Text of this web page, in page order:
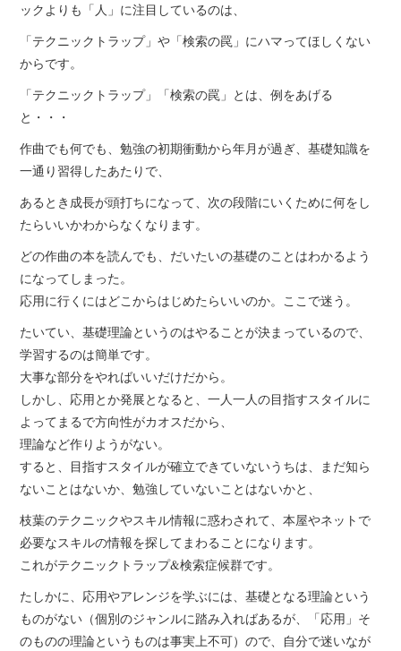
ックよりも「人」に注目しているのは、
「テクニックトラップ」や「検索の罠」にハマってほしくない
からです。
「テクニックトラップ」「検索の罠」とは、例をあげる
と・・・
作曲でも何でも、勉強の初期衝動から年月が過ぎ、基礎知識を
一通り習得したあたりで、
あるとき成長が頭打ちになって、次の段階にいくために何をし
たらいいかわからなくなります。
どの作曲の本を読んでも、だいたいの基礎のことはわかるよう
になってしまった。
応用に行くにはどこからはじめたらいいのか。ここで迷う。
たいてい、基礎理論というのはやることが決まっているので、
学習するのは簡単です。
大事な部分をやればいいだけだから。
しかし、応用とか発展となると、一人一人の目指すスタイルに
よってまるで方向性がカオスだから、
理論など作りようがない。
すると、目指すスタイルが確立できていないうちは、まだ知ら
ないことはないか、勉強していないことはないかと、
枝葉のテクニックやスキル情報に惑わされて、本屋やネットで
必要なスキルの情報を探してまわることになります。
これがテクニックトラップ&検索症候群です。
たしかに、応用やアレンジを学ぶには、基礎となる理論という
ものがない（個別のジャンルに踏み入ればあるが、「応用」そ
のものの理論というものは事実上不可）ので、自分で迷いなが